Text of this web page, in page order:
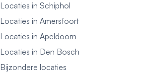
Locaties in Schiphol
Locaties in Amersfoort
Locaties in Apeldoorn
Locaties in Den Bosch
Bijzondere locaties